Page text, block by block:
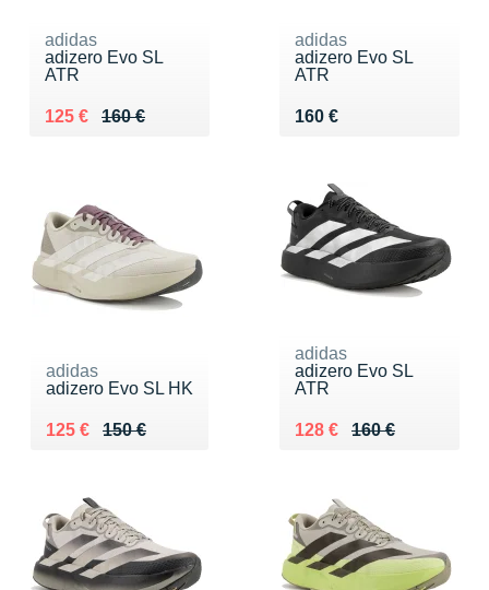
adidas
adizero Evo SL
ATR
160 €
Au lieu de 160 €
125 €
Vendu 125 €
adidas
adizero Evo SL
ATR
160 €
Vendu 160 €
adidas
adizero Evo SL HK
150 €
Au lieu de 150 €
125 €
Vendu 125 €
adidas
adizero Evo SL
ATR
160 €
Au lieu de 160 €
128 €
Vendu 128 €